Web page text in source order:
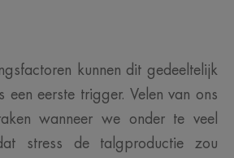
kunnen dit gedeeltelijk
een eerste trigger. Velen van ons
wanneer we onder te veel
stress de talgproductie zou